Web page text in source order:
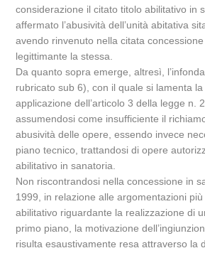
considerazione il citato titolo abilitativo in
affermato l’abusività dell’unità abitativa
avendo rinvenuto nella citata
legittimante la stessa.
Da quanto sopra emerge, altresì,
rubricato sub 6), con il quale si lamenta
applicazione dell’articolo 3 della legge n.
assumendosi come insufficiente il
abusività delle opere, essendo invece
piano tecnico, trattandosi di opere
abilitativo in sanatoria.
Non riscontrandosi nella concessione in
1999, in relazione alle argomentazioni
abilitativo riguardante la realizzazione di
primo piano, la motivazione
risulta esaustivamente resa attraverso la